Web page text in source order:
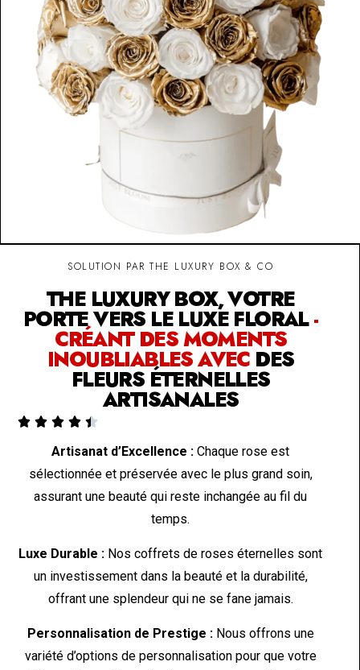
SOLUTION PAR THE LUXURY BOX & CO
THE LUXURY BOX, VOTRE
PORTE VERS LE LUXE FLORAL-
CRÉANT DES MOMENTS
INOUBLIABLES AVEC DES
FLEURS ÉTERNELLES
ARTISANALES
    
Artisanat d’Excellence : Chaque rose est
sélectionnée et préservée avec le plus grand soin,
assurant une beauté qui reste inchangée au fil du
temps.
Luxe Durable : Nos coffrets de roses éternelles sont
un investissement dans la beauté et la durabilité,
offrant une splendeur qui ne se fane jamais.
Personnalisation de Prestige :Nous offrons une
variété d’options de personnalisation pour que votre